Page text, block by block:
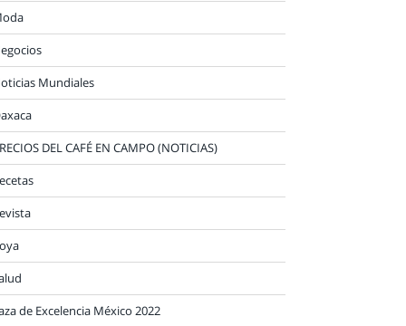
Mundiales
DEL CAFÉ EN CAMPO (NOTICIAS)
de Excelencia México 2022